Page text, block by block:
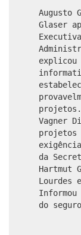
Augusto
Glaser
explicou
Vagner
projetos
da
Hartmut
Lourdes
do